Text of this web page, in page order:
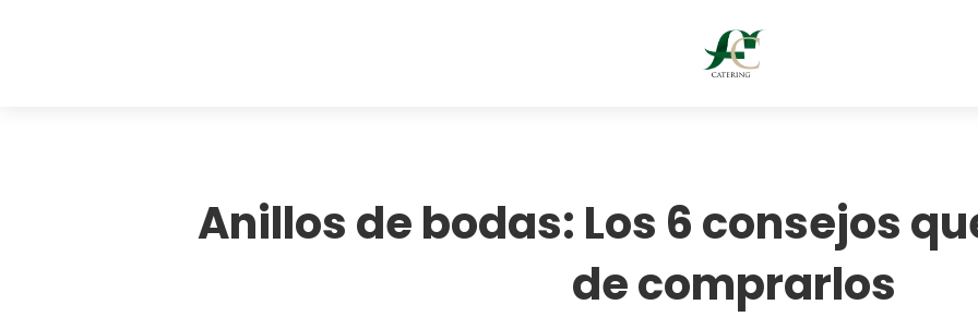
Anillos de bodas: Los 6 consejos
de comprarlos